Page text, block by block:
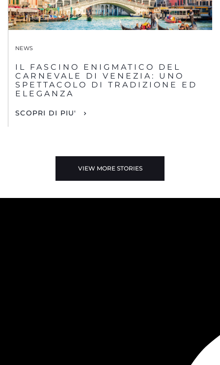
NEWS
IL FASCINO ENIGMATICO DEL
CARNEVALE DI VENEZIA: UNO
SPETTACOLO DI TRADIZIONE ED
ELEGANZA
SCOPRI DI PIU'
VIEW MORE STORIES